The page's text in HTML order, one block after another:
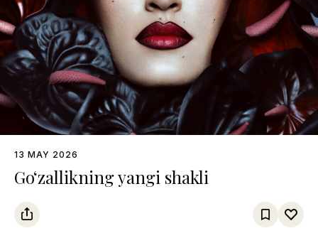
13 MAY 2026
Go‘zallikning yangi shakli